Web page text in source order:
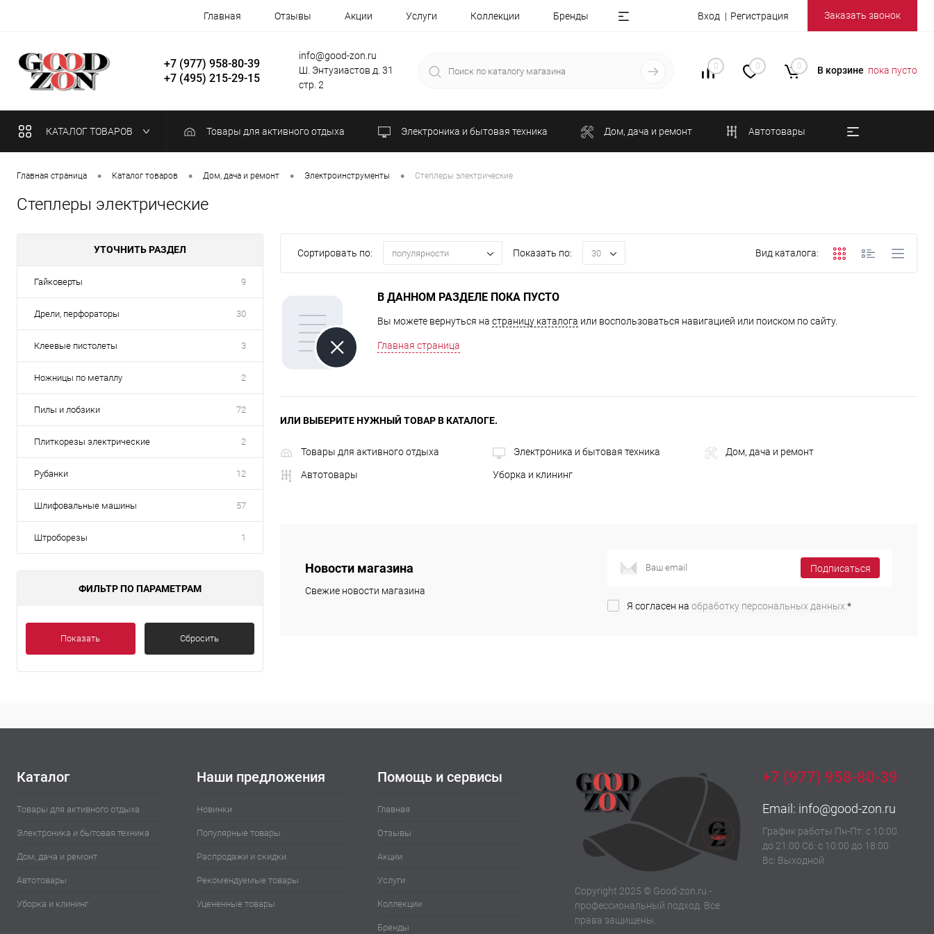
Главная Отзывы Акции Услуги Коллекции Бренды Вход Регистрация Заказать звонок
+7 (977) 958-80-39
+7 (495) 215-29-15
info@good-zon.ru
Ш. Энтузиастов д. 31
стр. 2
0 0 0 В корзине пока пусто
КАТАЛОГ ТОВАРОВ Товары для активного отдыха Электроника и бытовая техника Дом, дача и ремонт Автотовары
Главная страница • Каталог товаров • Дом, дача и ремонт • Электроинструменты • Степлеры электрические
Степлеры электрические
УТОЧНИТЬ РАЗДЕЛ
Гайковерты 9
Дрели, перфораторы 30
Клеевые пистолеты 3
Ножницы по металлу 2
Пилы и лобзики 72
Плиткорезы электрические 2
Рубанки 12
Шлифовальные машины 57
Штроборезы 1
ФИЛЬТР ПО ПАРАМЕТРАМ
Показать Сбросить
Сортировать по: популярности Показать по: 30 Вид каталога:
В ДАННОМ РАЗДЕЛЕ ПОКА ПУСТО
Вы можете вернуться на страницу каталога или воспользоваться навигацией или поиском по сайту.
Главная страница
ИЛИ ВЫБЕРИТЕ НУЖНЫЙ ТОВАР В КАТАЛОГЕ.
Товары для активного отдыха Электроника и бытовая техника Дом, дача и ремонт
Автотовары Уборка и клининг
Новости магазина
Свежие новости магазина
Подписаться
Я согласен на обработку персональных данных. *
Каталог
Товары для активного отдыха
Электроника и бытовая техника
Дом, дача и ремонт
Автотовары
Уборка и клининг
Наши предложения
Новинки
Популярные товары
Распродажи и скидки
Рекомендуемые товары
Уцененные товары
Помощь и сервисы
Главная
Отзывы
Акции
Услуги
Коллекции
Бренды
Copyright 2025 © Good-zon.ru -
профессиональный подход. Все
права защищены.
+7 (977) 958-80-39
Email: info@good-zon.ru
График работы Пн-Пт: с 10:00
до 21:00 Сб: с 10:00 до 18:00
Вс: Выходной